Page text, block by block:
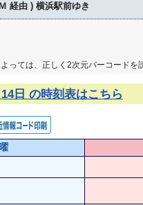
経由 ) 横浜駅前ゆき
っては、正しく2次元バーコードを
日 の時刻表はこちら